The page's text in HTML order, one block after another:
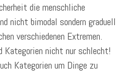
die menschliche
nicht bimodal sondern graduell
verschiedenen Extremen.
Kategorien nicht nur schlecht!
Kategorien um Dinge zu